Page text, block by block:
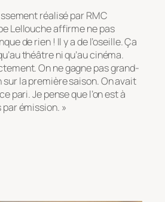
réalisé par RMC
Lellouche affirme ne pas
de rien ! Il y a de l’oseille. Ça
théâtre ni qu’au cinéma.
On ne gagne pas grand-
la première saison. On avait
pari. Je pense que l’on est à
par émission. »